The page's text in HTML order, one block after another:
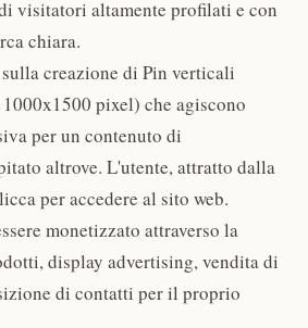
visitatori altamente profilati e con
chiara.
creazione di Pin verticali
pixel) che agiscono
per un contenuto di
altrove. L'utente, attratto dalla
per accedere al sito web.
monetizzato attraverso la
display advertising, vendita di
di contatti per il proprio